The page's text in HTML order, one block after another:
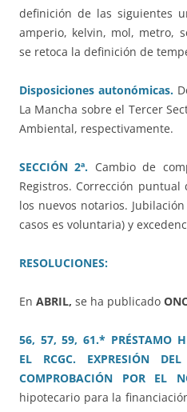
definición de las siguientes
amperio, kelvin, mol, metro,
se retoca la definición de
Disposiciones autonómicas.
La Mancha sobre el Tercer
Ambiental, respectivamente.
SECCIÓN 2ª. Cambio de
Registros. Corrección
los nuevos notarios.
casos es voluntaria) y
RESOLUCIONES:
En ABRIL, se ha publicado
56, 57, 59, 61.* PRÉSTAMO
EL RCGC. EXPRESIÓN
COMPROBACIÓN POR EL
hipotecario para la